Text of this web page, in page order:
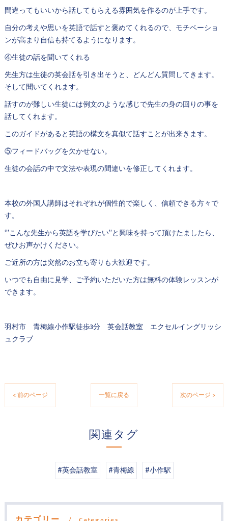
間違ってもいいから話してもらえる雰囲気を作るのが上手です。
自分の考えや思いを英語で話すと褒めてくれるので、モチベーショ
ンが高まり自信も持てるようになります。
④生徒の話を聞いてくれる
先生方は生徒の英会話を引き出そうと、どんどん質問してきます。
そして聞いてくれます。
話すのが難しい生徒には例文のような感じで先生の身の回りの事を
話してくれます。
このガイドがあると英語の構文を真似て話すことが出来きます。
⑤フィードバッグを欠かせない。
生徒の会話の中で文法や表現の間違いを修正してくれます。
本校の外国人講師はそれぞれが個性的で楽しく、信頼できる方々で
す。
‘”こんな先生から英語を学びたい”と興味を持って頂けたましたら、
ぜひお声かけください。
ご近所の方は突然のお立ち寄りも大歓迎です。
いつでも自由に見学、ご予約いただいた方は無料の体験レッスンが
できます。
羽村市 青梅線小作駅徒歩3分 英会話教室 エクセルイングリッシ
ュクラブ
< 前のページ 一覧に戻る 次のページ >
関連タグ
#英会話教室 #青梅線 #小作駅